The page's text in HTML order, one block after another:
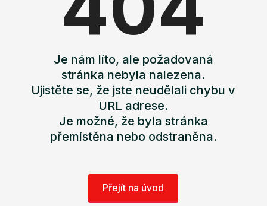
Je nám líto, ale požadovaná
stránka nebyla nalezena.
Ujistěte se, že jste neudělali chybu v
URL adrese.
Je možné, že byla stránka
přemístěna nebo odstraněna.
Přejít na úvod